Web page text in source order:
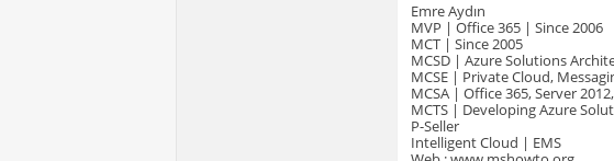
Emre Aydın
MVP | Office 365 | Since 2006
MCT | Since 2005
MCSD | Azure Solutions
MCSE | Private Cloud,
MCSA | Office 365, Server
MCTS | Developing Azure
P-Seller
Intelligent Cloud | EMS